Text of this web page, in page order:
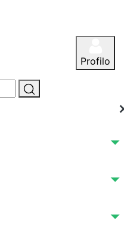
Profilo